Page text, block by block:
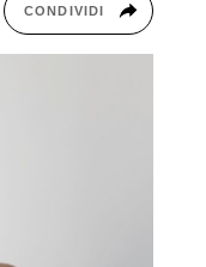
CONDIVIDI